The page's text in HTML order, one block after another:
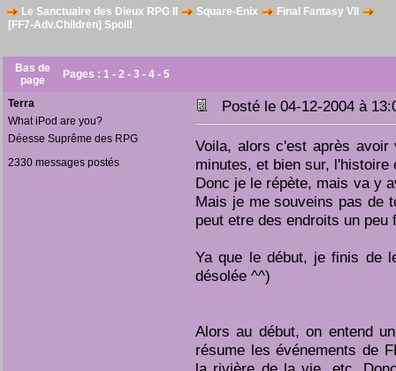
Le Sanctuaire des Dieux RPG II Square-Enix
Final Fantasy VII
[FF7-Adv.Children] Spoil!
Bas de
page
Pages : 1 - 2 - 3 - 4 - 5
Terra
What iPod are you?
Déesse Suprême des RPG
2330 messages postés
Posté le 04-12-2004 à
Voila, alors c'est après
minutes, et bien sur, l'histoire
Donc je le répète, mais va y
Mais je me souveins pas de
peut etre des endroits un
Ya que le début, je finis de
désolée ^^)
Alors au début, on entend
résume les événements de